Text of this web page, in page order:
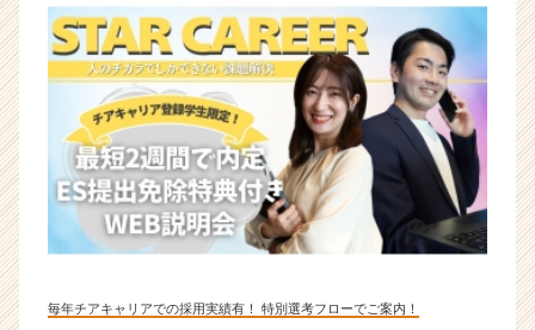
毎年チアキャリアでの採用実績有！ 特別選考フローでご案内！